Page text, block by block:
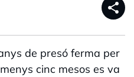
share
de presó ferma per
cinc mesos es va